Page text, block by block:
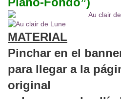
MATERIAL
Pinchar en el
para llegar a la
original